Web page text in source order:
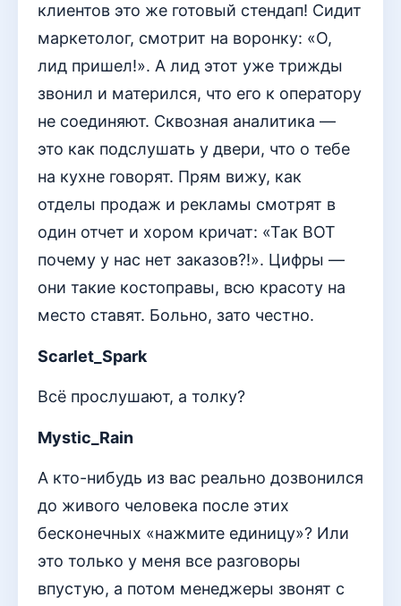
клиентов это же готовый стендап! Сидит
маркетолог, смотрит на воронку: «О,
лид пришел!». А лид этот уже трижды
звонил и матерился, что его к оператору
не соединяют. Сквозная аналитика —
это как подслушать у двери, что о тебе
на кухне говорят. Прям вижу, как
отделы продаж и рекламы смотрят в
один отчет и хором кричат: «Так ВОТ
почему у нас нет заказов?!». Цифры —
они такие костоправы, всю красоту на
место ставят. Больно, зато честно.
Scarlet_Spark
Всё прослушают, а толку?
Mystic_Rain
А кто-нибудь из вас реально дозвонился
до живого человека после этих
бесконечных «нажмите единицу»? Или
это только у меня все разговоры
впустую, а потом менеджеры звонят с